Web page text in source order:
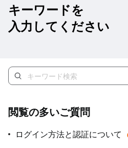
キーワードを
入力してください
閲覧の多いご質問
ログイン方法と認証について